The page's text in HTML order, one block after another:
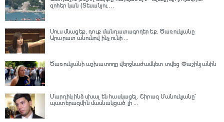
զոհեր կան (Տեսանյու ...
Սուս մնացեք, դուք մանդատագողեր եք․ Ծառուկյանը
Արարատ անունով ինչ ունի ...
Ծառուկյանի աշխատողը վերջնաժամկետ տվեց Փաշինյանին
Մարդիկ ինձ սխալ են հասկացել. Շիրազ Մանուկյանը՝
պատերազմին մասնակցած լի ...